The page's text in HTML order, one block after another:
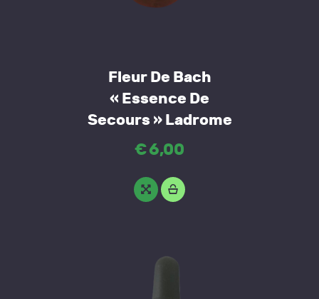
Fleur De Bach
« Essence De
Secours » Ladrome
€6,00